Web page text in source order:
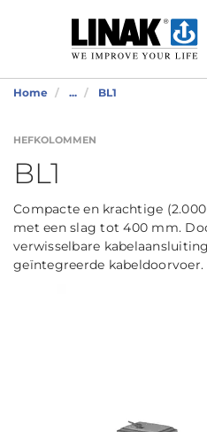
Home ... BL1
HEFKOLOMMEN
BL1
Compacte en krachtige
met een slag tot 400 mm.
verwisselbare
geïntegreerde kabeldoorvoer.